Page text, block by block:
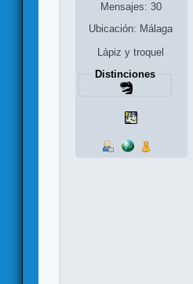
Mensajes: 30
Ubicación: Málaga
Lápiz y troquel
Distinciones